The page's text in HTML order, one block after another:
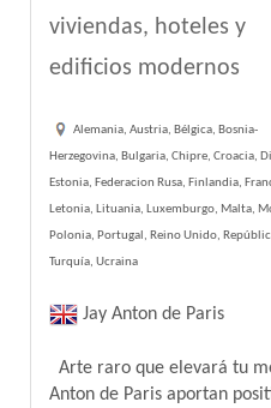
viviendas, hoteles y
edificios modernos
Alemania, Austria, Bélgica, Bosnia-
Herzegovina, Bulgaria, Chipre, Croacia,
Estonia, Federacion Rusa, Finlandia,
Letonia, Lituania, Luxemburgo, Malta,
Polonia, Portugal, Reino Unido,
Turquía, Ucraina
Jay Anton de Paris
Arte raro que elevará tu
Anton de Paris aportan